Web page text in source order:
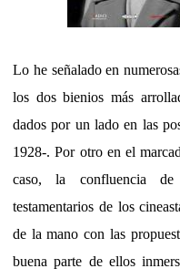
Lo he señalado en
los dos bienios más
dados por un lado en las
1928-. Por otro en el
caso, la confluencia
testamentarios de los
de la mano con las
buena parte de ellos